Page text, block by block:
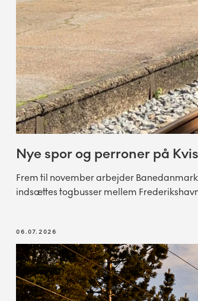
Nye spor og perroner på
Frem til november arbejder
indsættes togbusser mellem
06.07.2026